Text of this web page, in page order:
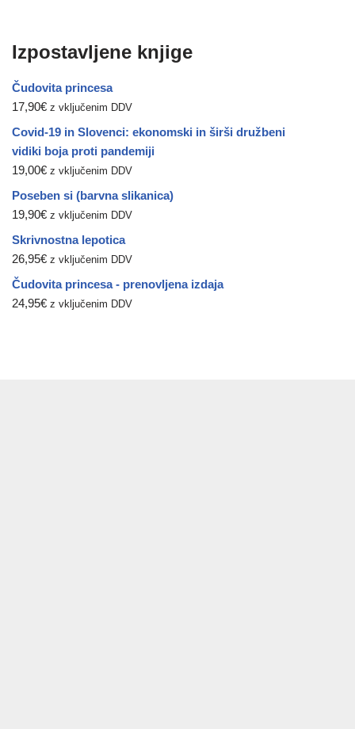
Izpostavljene knjige
Čudovita princesa
17,90€ z vključenim DDV
Covid-19 in Slovenci: ekonomski in širši družbeni
vidiki boja proti pandemiji
19,00€ z vključenim DDV
Poseben si (barvna slikanica)
19,90€ z vključenim DDV
Skrivnostna lepotica
26,95€ z vključenim DDV
Čudovita princesa - prenovljena izdaja
24,95€ z vključenim DDV